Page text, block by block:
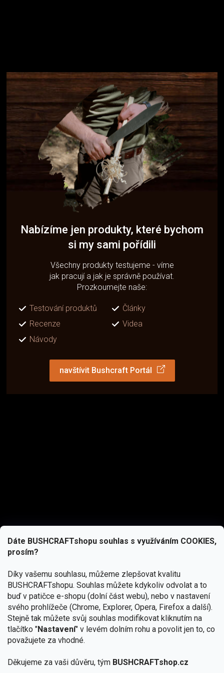
Dáte BUSHCRAFTshopu souhlas s využíváním COOKIES,
prosím?
Díky vašemu souhlasu, můžeme zlepšovat kvalitu
BUSHCRAFTshopu. Souhlas můžete kdykoliv odvolat a to
buď v patičce e-shopu (dolní část webu), nebo v nastavení
svého prohlížeče (Chrome, Explorer, Opera, Firefox a další).
Stejně tak můžete svůj souhlas modifikovat kliknutím na
tlačítko "Nastavení" v levém dolním rohu a povolit jen to, co
považujete za vhodné.
Děkujeme za vaši důvěru, tým BUSHCRAFTshop.cz
Nabízíme jen produkty, které bychom
si my sami pořídili
Všechny produkty testujeme - víme
jak pracují a jak je správně používat.
Prozkoumejte naše:
Testování produktů
Články
Recenze
Videa
Návody
navštívit Bushcraft Portál
podmínkami ochrany osobních údajů